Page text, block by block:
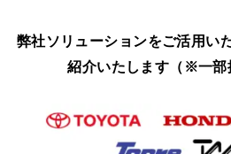
弊社ソリューションをご活用い
紹介いたします（※一部